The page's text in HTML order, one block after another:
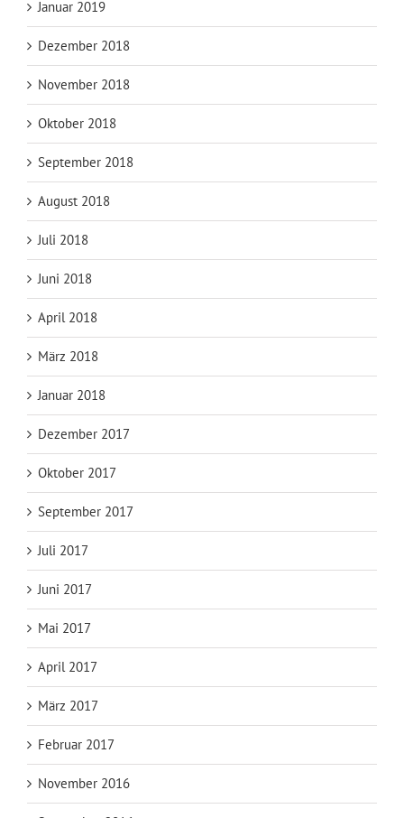
Januar 2019
Dezember 2018
November 2018
Oktober 2018
September 2018
August 2018
Juli 2018
Juni 2018
April 2018
März 2018
Januar 2018
Dezember 2017
Oktober 2017
September 2017
Juli 2017
Juni 2017
Mai 2017
April 2017
März 2017
Februar 2017
November 2016